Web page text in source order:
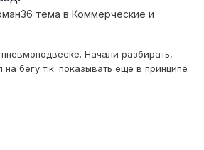
тема в Коммерческие и
Начали разбирать,
бегу т.к. показывать еще в принципе